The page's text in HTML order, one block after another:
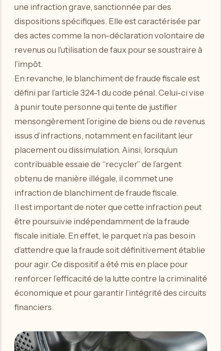
une infraction grave, sanctionnée par des
dispositions spécifiques. Elle est caractérisée par
des actes comme la non-déclaration volontaire de
revenus ou l’utilisation de faux pour se soustraire à
l’impôt.
En revanche, le blanchiment de fraude fiscale est
défini par l’article 324-1 du code pénal. Celui-ci vise
à punir toute personne qui tente de justifier
mensongèrement l’origine de biens ou de revenus
issus d’infractions, notamment en facilitant leur
placement ou dissimulation. Ainsi, lorsqu’un
contribuable essaie de “recycler” de l’argent
obtenu de manière illégale, il commet une
infraction de blanchiment de fraude fiscale.
Il est important de noter que cette infraction peut
être poursuivie indépendamment de la fraude
fiscale initiale. En effet, le parquet n’a pas besoin
d’attendre que la fraude soit définitivement établie
pour agir. Ce dispositif a été mis en place pour
renforcer l’efficacité de la lutte contre la criminalité
économique et pour garantir l’intégrité des circuits
financiers.